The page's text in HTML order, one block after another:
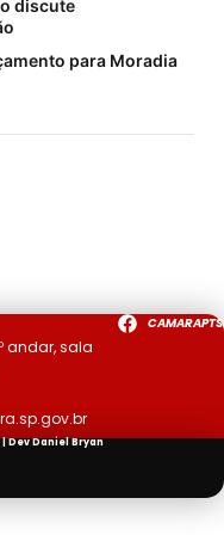
discute
para Moradia
andar, sala
| DevDaniel Bryan